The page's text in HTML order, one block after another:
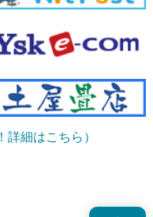
詳細はこちら）